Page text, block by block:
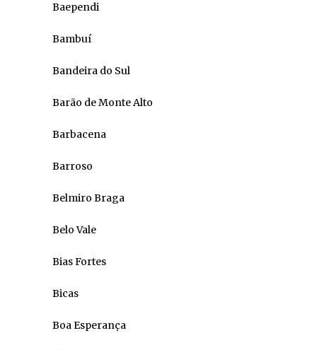
Baependi
Bambuí
Bandeira do Sul
Barão de Monte Alto
Barbacena
Barroso
Belmiro Braga
Belo Vale
Bias Fortes
Bicas
Boa Esperança